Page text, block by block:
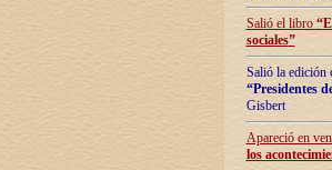
Salió el libro “
sociales”
Salió la edición
“Presidentes
Gisbert
Apareció en
los